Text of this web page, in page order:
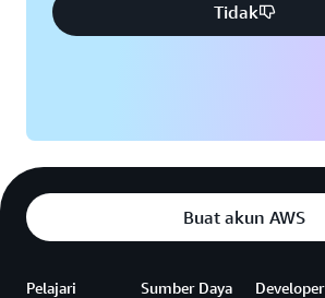
Tidak
Buat akun AWS
Pelajari Sumber Daya Developer